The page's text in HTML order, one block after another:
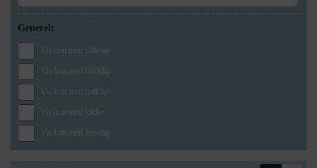
Generelt
Vis kun med billeder
Vis kun med filmklip
Vis kun med lydklip
Vis kun med kilder
Vis kun med geo-tag